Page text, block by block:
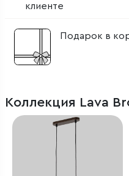
клиенте
Подарок в
Коллекция Lava